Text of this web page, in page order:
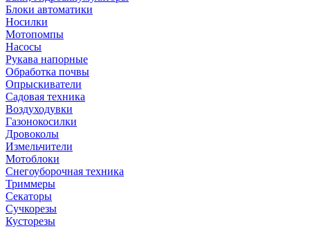
Блоки автоматики
Носилки
Мотопомпы
Насосы
Рукава напорные
Обработка почвы
Опрыскиватели
Садовая техника
Воздуходувки
Газонокосилки
Дровоколы
Измельчители
Мотоблоки
Снегоуборочная техника
Триммеры
Секаторы
Сучкорезы
Кусторезы